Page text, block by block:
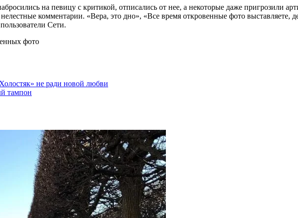
на певицу с критикой, отписались от нее, а некоторые даже пригрозили
комментарии. «Вера, это дно», «Все время откровенные фото
Сети.
не ради новой любви
тампон